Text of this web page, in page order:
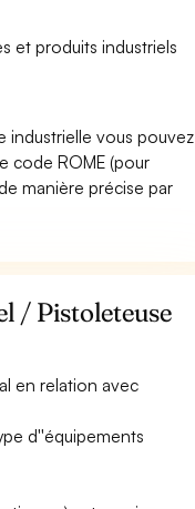
et produits industriels
industrielle vous pouvez
code ROME (pour
manière précise par
/ Pistoleteuse
en relation avec
d''équipements